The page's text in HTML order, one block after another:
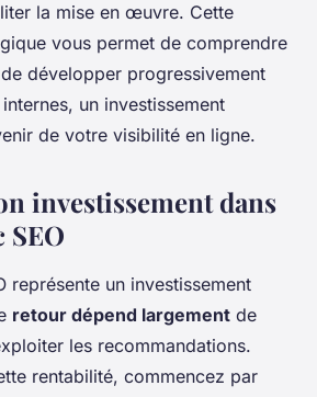
la mise en œuvre. Cette
vous permet de comprendre
développer progressivement
un investissement
de votre visibilité en ligne.
investissement dans
SEO
représente un investissement
retour dépend largement de
les recommandations.
rentabilité, commencez par